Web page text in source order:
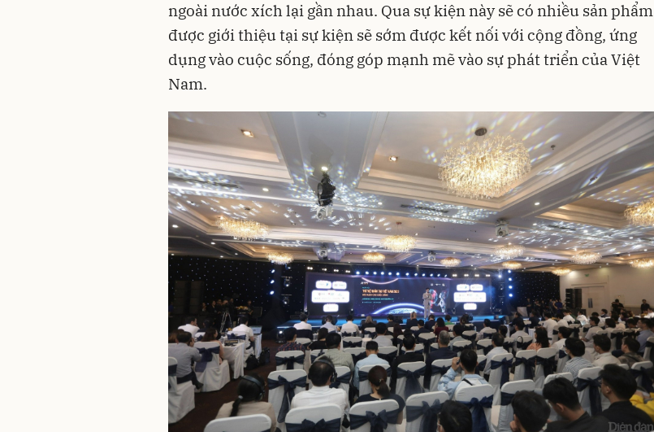
ngoài nước xích lại gần nhau. Qua sự kiện này sẽ có nhiều sản phẩm
được giới thiệu tại sự kiện sẽ sớm được kết nối với cộng đồng, ứng
dụng vào cuộc sống, đóng góp mạnh mẽ vào sự phát triển của Việt
Nam.